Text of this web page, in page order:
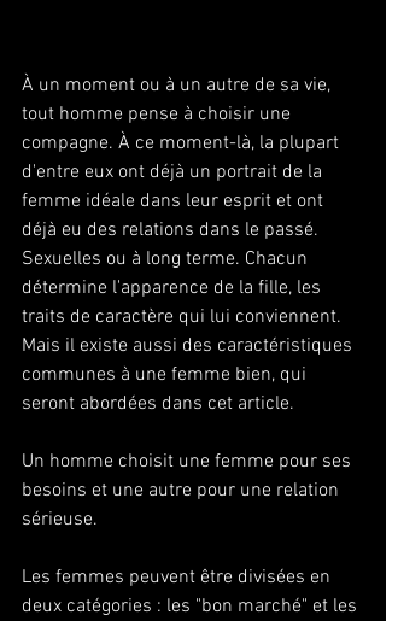
À un moment ou à un autre de sa vie,
tout homme pense à choisir une
compagne. À ce moment-là, la plupart
d'entre eux ont déjà un portrait de la
femme idéale dans leur esprit et ont
déjà eu des relations dans le passé.
Sexuelles ou à long terme. Chacun
détermine l'apparence de la fille, les
traits de caractère qui lui conviennent.
Mais il existe aussi des caractéristiques
communes à une femme bien, qui
seront abordées dans cet article.
Un homme choisit une femme pour ses
besoins et une autre pour une relation
sérieuse.
Les femmes peuvent être divisées en
deux catégories : les "bon marché" et les